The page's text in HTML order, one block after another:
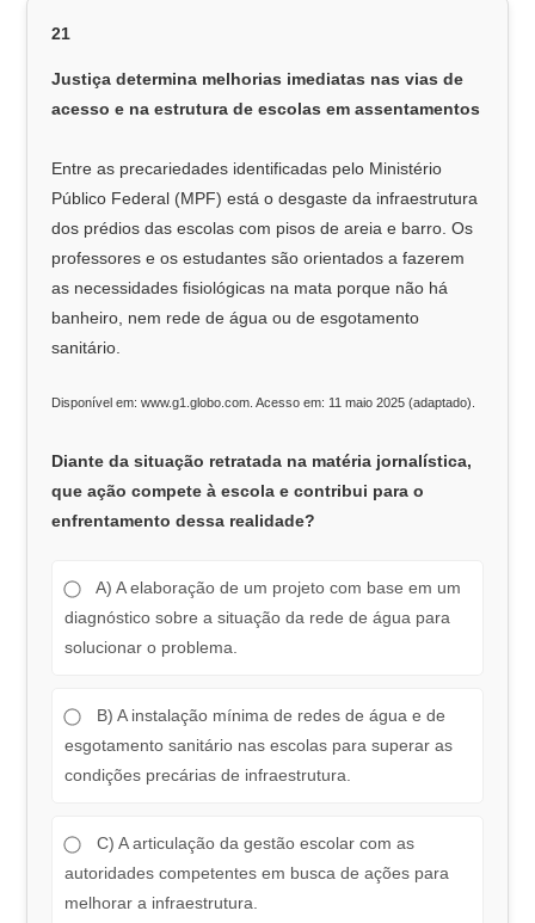
21
Justiça determina melhorias imediatas nas vias de
acesso e na estrutura de escolas em assentamentos
Entre as precariedades identificadas pelo Ministério
Público Federal (MPF) está o desgaste da infraestrutura
dos prédios das escolas com pisos de areia e barro. Os
professores e os estudantes são orientados a fazerem
as necessidades fisiológicas na mata porque não há
banheiro, nem rede de água ou de esgotamento
sanitário.
Disponível em: www.g1.globo.com. Acesso em: 11 maio 2025 (adaptado).
Diante da situação retratada na matéria jornalística,
que ação compete à escola e contribui para o
enfrentamento dessa realidade?
A) A elaboração de um projeto com base em um
diagnóstico sobre a situação da rede de água para
solucionar o problema.
B) A instalação mínima de redes de água e de
esgotamento sanitário nas escolas para superar as
condições precárias de infraestrutura.
C) A articulação da gestão escolar com as
autoridades competentes em busca de ações para
melhorar a infraestrutura.